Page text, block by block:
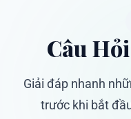
Câu
Giải đáp nhanh
trước khi bắt